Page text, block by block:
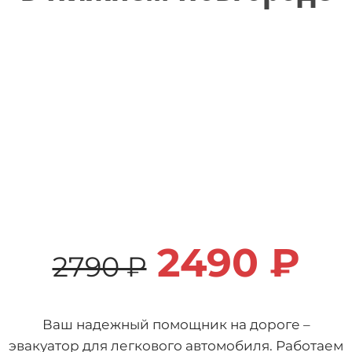
2790 ₽ 2490 ₽
Ваш надежный помощник на дороге –
эвакуатор для легкового автомобиля. Работаем